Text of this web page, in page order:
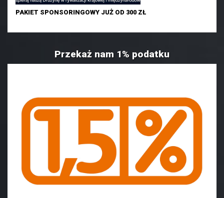
PAKIET SPONSORINGOWY JUŻ OD 300 ZŁ
Przekaż nam 1% podatku